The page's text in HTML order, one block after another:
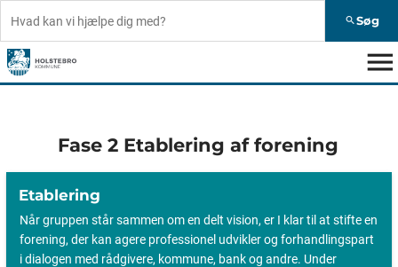
search Søg
menu
Fase 2 Etablering af forening
Etablering
Når gruppen står sammen om en delt vision, er I klar til at stifte en
forening, der kan agere professionel udvikler og forhandlingspart
i dialogen med rådgivere, kommune, bank og andre. Under